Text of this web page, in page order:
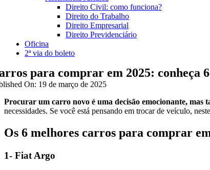
Direito Civil: como funciona?
Direito do Trabalho
Direito Empresarial
Direito Previdenciário
Oficina
2ª via do boleto
para comprar em 2025: conheça
On: 19 de março de 2025
Procurar um carro novo é uma decisão emocionante, mas
necessidades. Se você está pensando em trocar de veículo,
Os 6 melhores carros para comprar
1- Fiat Argo